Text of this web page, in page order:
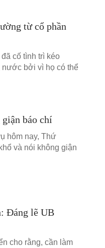
từ cổ phần
cố tình trì kéo
nước bởi vì họ có thể
báo chí
hôm nay, Thứ
và nói không giận
Đáng lẽ UB
cho rằng, cần làm